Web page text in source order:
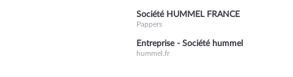
Société HUMMEL FRANCE
Pappers
Entreprise - Société hummel
hummel.fr